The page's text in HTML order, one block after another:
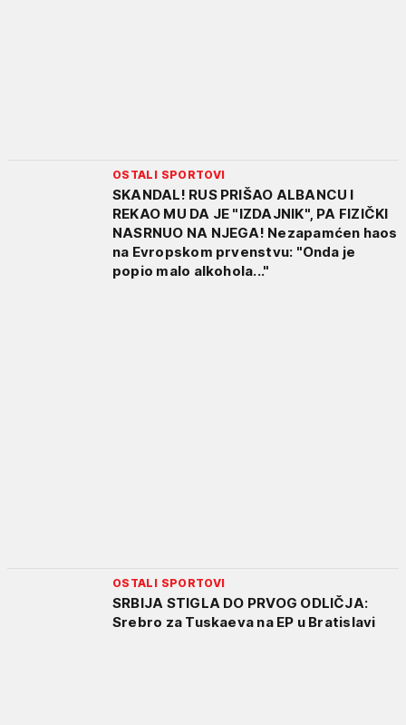
OSTALI SPORTOVI
SKANDAL! RUS PRIŠAO ALBANCU I
REKAO MU DA JE "IZDAJNIK", PA FIZIČKI
NASRNUO NA NJEGA! Nezapamćen haos
na Evropskom prvenstvu: "Onda je
popio malo alkohola..."
OSTALI SPORTOVI
SRBIJA STIGLA DO PRVOG ODLIČJA:
Srebro za Tuskaeva na EP u Bratislavi